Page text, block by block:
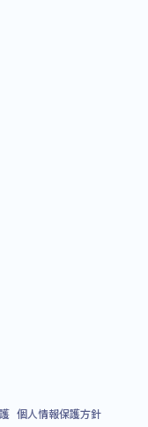
定期的なEメール
撤回することがで
個人情報保護方針